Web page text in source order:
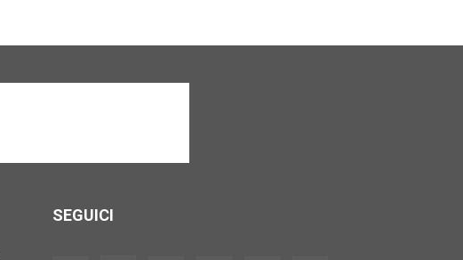
SEGUICI